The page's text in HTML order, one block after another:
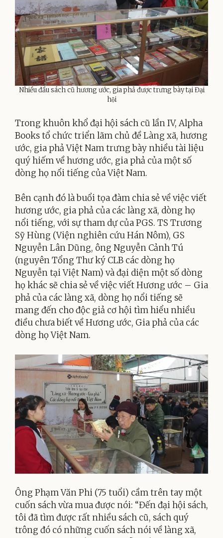
Nhiều đầu sách cũ hương ước, gia phả được trưng bày tại Đại
hội
Trong khuôn khổ đại hội sách cũ lần IV, Alpha
Books tổ chức triển lãm chủ đề Làng xã, hương
ước, gia phả Việt Nam trưng bày nhiều tài liệu
quý hiếm về hương ước, gia phả của một số
dòng họ nổi tiếng của Việt Nam.
Bên cạnh đó là buổi tọa đàm chia sẻ về việc viết
hương ước, gia phả của các làng xã, dòng họ
nổi tiếng, với sự tham dự của PGS. TS Trương
Sỹ Hùng (Viện nghiên cứu Hán Nôm), GS
Nguyễn Lân Dũng, ông Nguyễn Cảnh Tú
(nguyên Tổng Thư ký CLB các dòng họ
Nguyễn tại Việt Nam) và đại diện một số dòng
họ khác sẽ chia sẻ về việc viết Hương ước – Gia
phả của các làng xã, dòng họ nổi tiếng sẽ
mang đến cho độc giả cơ hội tìm hiểu nhiều
điều chưa biết về Hương ước, Gia phả của các
dòng họ Việt Nam.
Ông Phạm Văn Phi (75 tuổi) cầm trên tay một
cuốn sách vừa mua được nói: “Đến đại hội sách,
tôi đã tìm được rất nhiều sách cũ, sách quý
trông đó có những cuốn sách nói về làng xã,